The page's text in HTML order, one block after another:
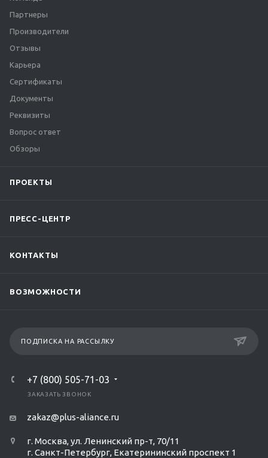
Партнеры
Производители
Отзывы
Карьера
Сертификаты
Документы
Реквизиты
Вопрос ответ
Обзоры
ПРОЕКТЫ
ПРЕСС-ЦЕНТР
КОНТАКТЫ
ВОЗМОЖНОСТИ
ПОДПИСКА НА РАССЫЛКУ
+7 (800) 505-71-03
ЗАКАЗАТЬ ЗВОНОК
zakaz@plus-aliance.ru
г. Москва, ул. Ленинский пр-т, 70/11
г. Санкт-Петербург, Екатерининский проспект 1